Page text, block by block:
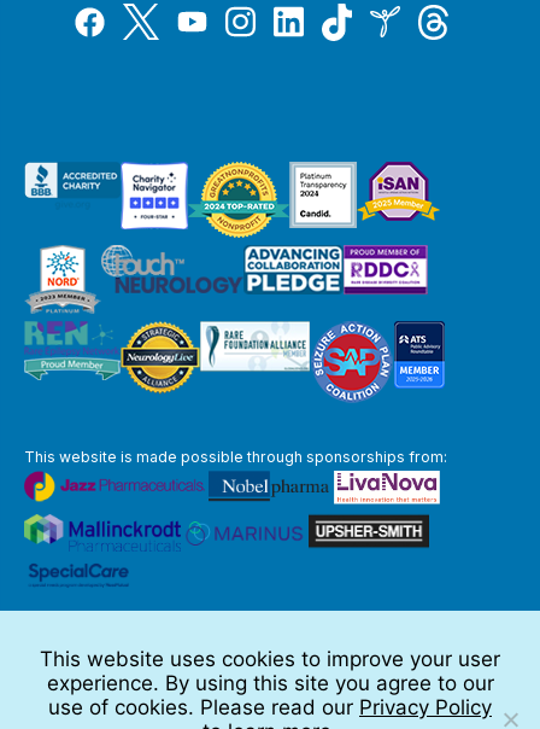
FacebookTwitterYouTubeInstagramLinkedInTiktokInspireThreads
This website is made possible through sponsorships from:
Full Disclaimer
© 2026 TSC Alliance
This website uses cookies to improve your user
experience. By using this site you agree to our
use of cookies. Please read our Privacy Policy